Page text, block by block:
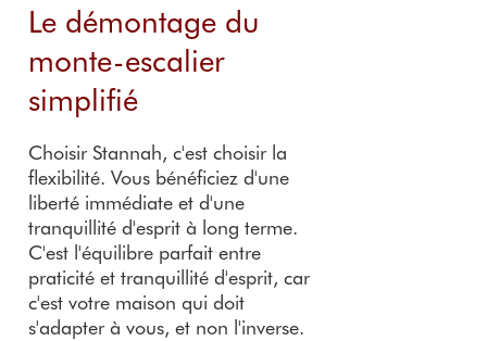
Le démontage du
monte-escalier
simplifié
Choisir Stannah, c'est choisir la
flexibilité. Vous bénéficiez d'une
liberté immédiate et d'une
tranquillité d'esprit à long terme.
C'est l'équilibre parfait entre
praticité et tranquillité d'esprit, car
c'est votre maison qui doit
s'adapter à vous, et non l'inverse.